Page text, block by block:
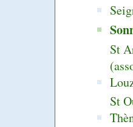
St
St